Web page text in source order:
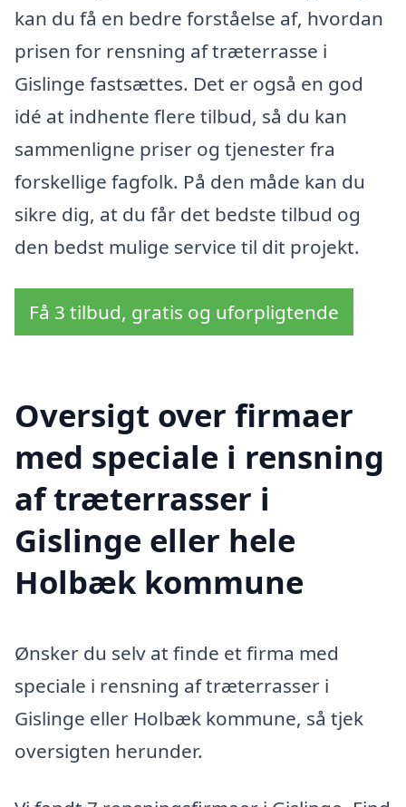
kan du få en bedre forståelse af, hvordan
prisen for rensning af træterrasse i
Gislinge fastsættes. Det er også en god
idé at indhente flere tilbud, så du kan
sammenligne priser og tjenester fra
forskellige fagfolk. På den måde kan du
sikre dig, at du får det bedste tilbud og
den bedst mulige service til dit projekt.
Få 3 tilbud, gratis og uforpligtende
Oversigt over firmaer
med speciale i rensning
af træterrasser i
Gislinge eller hele
Holbæk kommune
Ønsker du selv at finde et firma med
speciale i rensning af træterrasser i
Gislinge eller Holbæk kommune, så tjek
oversigten herunder.